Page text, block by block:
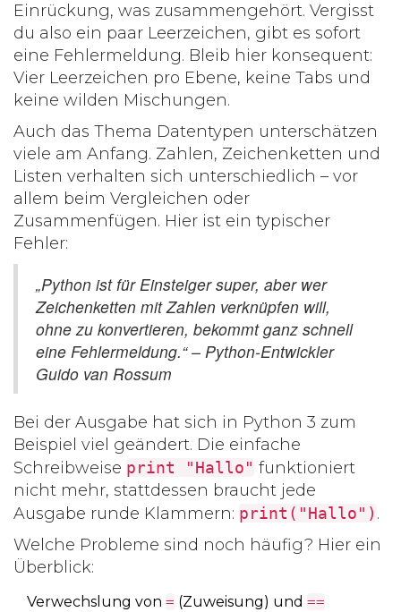
Einrückung, was zusammengehört. Vergisst
du also ein paar Leerzeichen, gibt es sofort
eine Fehlermeldung. Bleib hier konsequent:
Vier Leerzeichen pro Ebene, keine Tabs und
keine wilden Mischungen.
Auch das Thema Datentypen unterschätzen
viele am Anfang. Zahlen, Zeichenketten und
Listen verhalten sich unterschiedlich – vor
allem beim Vergleichen oder
Zusammenfügen. Hier ist ein typischer
Fehler:
„Python ist für Einsteiger super, aber wer
Zeichenketten mit Zahlen verknüpfen will,
ohne zu konvertieren, bekommt ganz schnell
eine Fehlermeldung.“ – Python-Entwickler
Guido van Rossum
Bei der Ausgabe hat sich in Python 3 zum
Beispiel viel geändert. Die einfache
Schreibweise print "Hallo" funktioniert
nicht mehr, stattdessen braucht jede
Ausgabe runde Klammern: print("Hallo") .
Welche Probleme sind noch häufig? Hier ein
Überblick:
Verwechslung von = (Zuweisung) und ==